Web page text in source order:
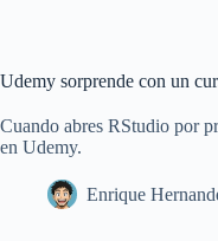
Udemy sorprende con un
Cuando abres RStudio por
en Udemy.
Enrique